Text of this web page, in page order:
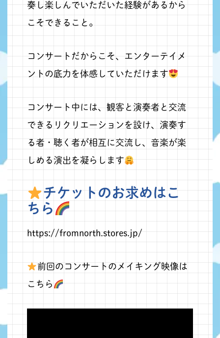
奏し楽しんでいただいた経験があるから
こそできること。
コンサートだからこそ、エンターテイメ
ントの底力を体感していただけます
コンサート中には、観客と演奏者と交流
できるリクリエーションを設け、演奏す
る者・聴く者が相互に交流し、音楽が楽
しめる演出を凝らします
チケットのお求めはこ
ちら
https://fromnorth.stores.jp/
前回のコンサートのメイキング映像は
こちら